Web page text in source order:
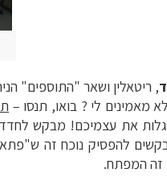
, ריטאלין ושאר "התוספים"
מאמינים לי ? בואו, תנסו –
את עצמיכם! מבקש
להפסיק נוכח זה
זה המפתח.